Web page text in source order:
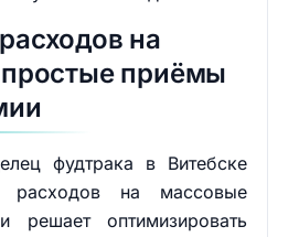
на
приёмы
фудтрака в Витебске
расходов на массовые
решает оптимизировать